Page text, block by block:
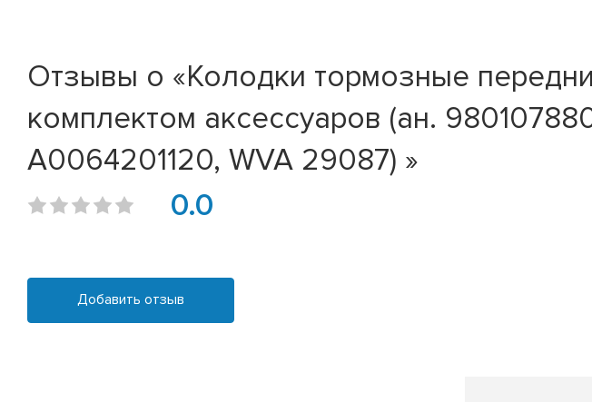
Отзывы о «Колодки тормозные
комплектом аксессуаров (ан.
A0064201120, WVA 29087) »
0.0
Добавить отзыв